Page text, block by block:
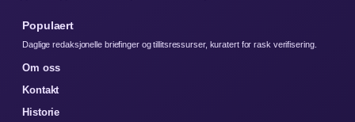
Populaert
Daglige redaksjonelle briefinger og tillitsressurser, kuratert for rask verifisering.
Om oss
Kontakt
Historie